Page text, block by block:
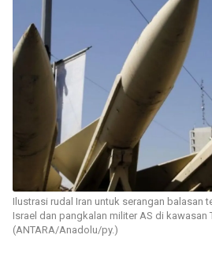
Ilustrasi rudal Iran untuk serangan balasan
Israel dan pangkalan militer AS di kawasan
(ANTARA/Anadolu/py.)